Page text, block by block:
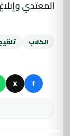
المعتدي
الكلاب
f
X